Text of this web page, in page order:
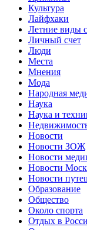
Культура
Лайфхаки
Летние виды
Личный счет
Люди
Места
Мнения
Мода
Народная
Наука
Наука и
Новости
Новости ЗОЖ
Новости
Новости
Новости
Образование
Общество
Около спорта
Отдых в